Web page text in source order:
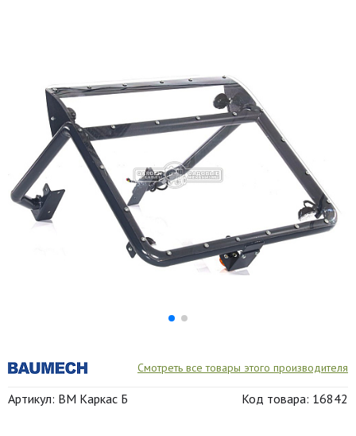
Смотреть все товары этого производителя
Артикул: BM Каркас Б Код товара: 16842